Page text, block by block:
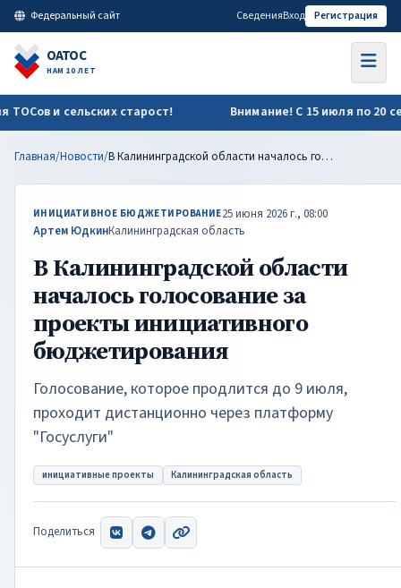
В Калининградской области началось голосование за
Федеральный сайт СведенияВход Регистрация
ОАТОС
НАМ 10 ЛЕТ
и сельских старост! Внимание! С 15 июля по 20
Главная/Новости/ В Калининградской области началось голосование за проекты инициативного бюджетирования
ИНИЦИАТИВНОЕ БЮДЖЕТИРОВАНИЕ25 июня 2026 г., 08:00
Артем ЮдкинКалининградская область
В Калининградской области
началось голосование за
проекты инициативного
бюджетирования
Голосование, которое продлится до 9 июля,
проходит дистанционно через платформу
"Госуслуги"
инициативные проекты Калининградская область
Поделиться ВКонтакте
TelegramСкопировать ссылку